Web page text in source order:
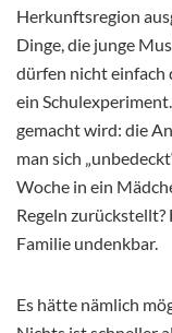
Herkunftsregion
Dinge, die junge
dürfen nicht einfach
ein
gemacht wird: die
man sich
Woche in ein
Regeln
Familie undenkbar.
Es hätte nämlich